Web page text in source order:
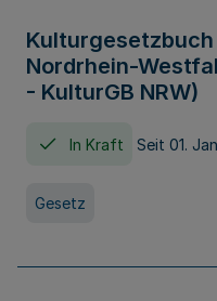
Nordrhein-
- KulturGB NRW)
In Kraft Seit 01.
Gesetz